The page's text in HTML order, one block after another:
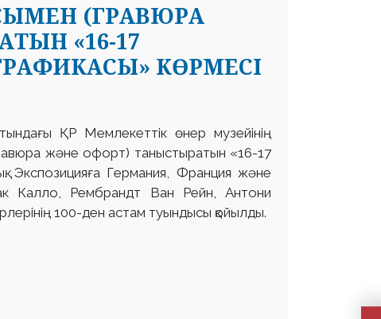
(ГРАВЮРА
«16-17
КӨРМЕСІ
ҚР Мемлекеттік өнер музейінің
және офорт) таныстыратын «16-17
Экспозицияға Германия, Франция және
Калло, Рембрандт Ван Рейн, Антони
100-ден астам туындысы қойылды.